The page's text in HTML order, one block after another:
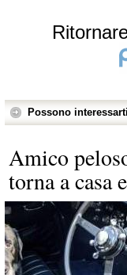
Possono
Amico
torna a casa